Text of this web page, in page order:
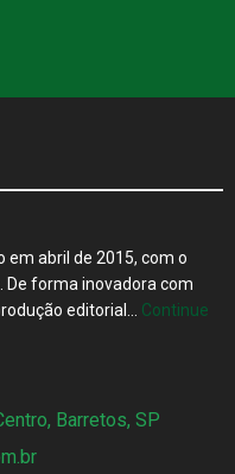
em abril de 2015, com o
De forma inovadora com
editorial… Continue
Barretos, SP